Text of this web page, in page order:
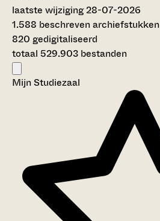
laatste wijziging 28-07-2026
1.588 beschreven archiefstukken
820 gedigitaliseerd
totaal 529.903 bestanden
Mijn Studiezaal